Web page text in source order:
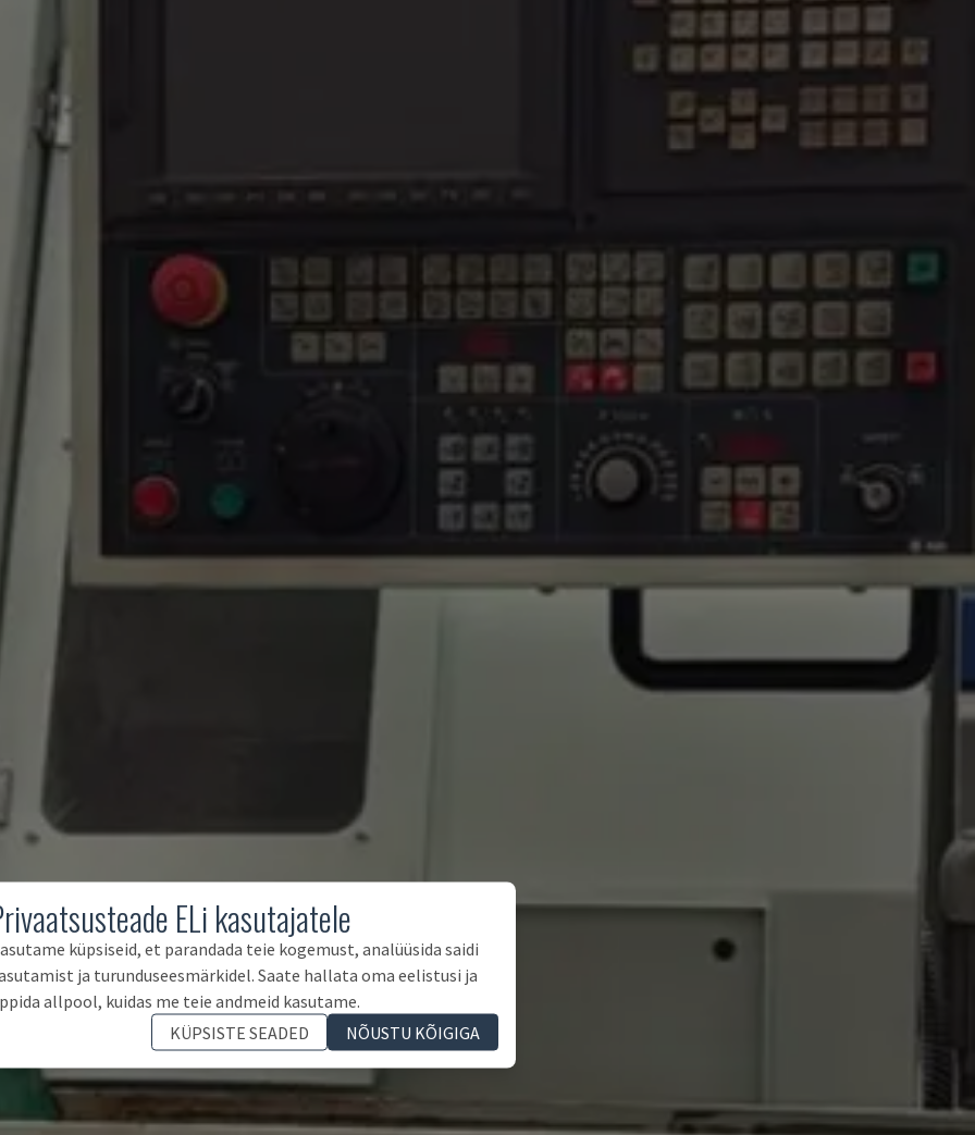
ELi kasutajatele
küpsiseid, et parandada teie kogemust, analüüsida saidi
ja turunduseesmärkidel. Saate hallata oma eelistusi ja
allpool, kuidas me teie andmeid kasutame.
KÜPSISTE SEADED
NÕUSTU KÕIGIGA